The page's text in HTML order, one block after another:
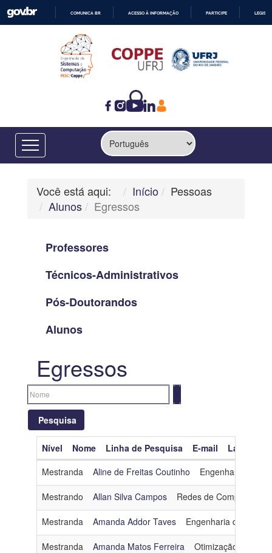
CONTEÚDO
COMUNICA BR ACESSO À INFORMAÇÃO PARTICIPE
Você está aqui: Início
Pessoas
Alunos
Egressos
Professores
Técnicos-Administrativos
Pós-Doutorandos
Alunos
Egressos
Pesquisa
Limpar filtros
Nível
Nome
Nível Nome Linha de Pesquisa E-mail Lattes
Mestranda
Aline de Freitas Coutinho Engenharia de
Mestrando Allan Silva Campos Redes de
Mestranda Amanda Addor Taves Engenharia de
Mestranda Amanda Matos Ferreira Otimização